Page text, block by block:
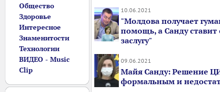
Общество
Здоровье
Интересное
Знаменитости
Технологии
ВИДЕО - Music
Clip
10.06.2021
"Молдова получает
помощь, а Санду ставит
заслугу"
09.06.2021
Майя Санду: Решение
формальным и